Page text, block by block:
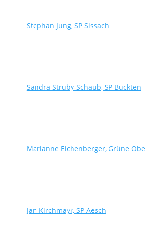
Stephan Jung, SP Sissach
Sandra Strüby-Schaub, SP Buckten
Marianne Eichenberger, Grüne
Jan Kirchmayr, SP Aesch